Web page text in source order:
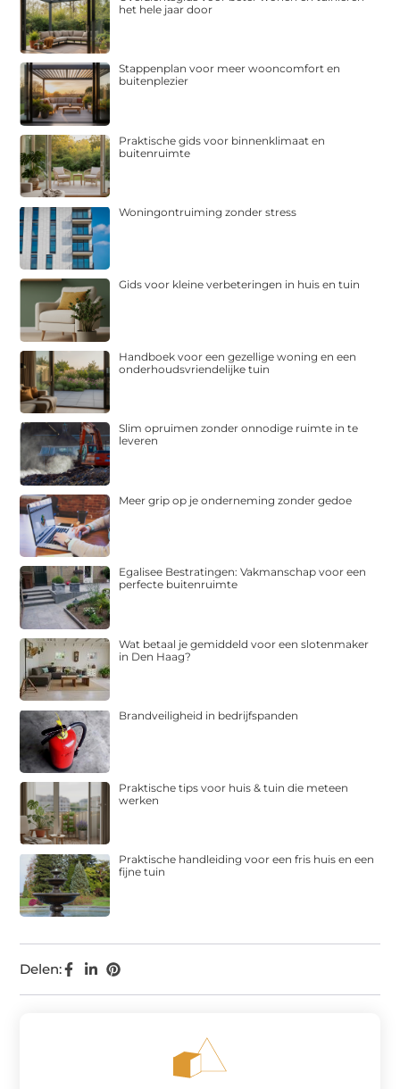
Delen:
het hele jaar door
Stappenplan voor meer wooncomfort en
buitenplezier
Praktische gids voor binnenklimaat en
buitenruimte
Woningontruiming zonder stress
Gids voor kleine verbeteringen in huis en tuin
Handboek voor een gezellige woning en een
onderhoudsvriendelijke tuin
Slim opruimen zonder onnodige ruimte in te
leveren
Meer grip op je onderneming zonder gedoe
Egalisee Bestratingen: Vakmanschap voor een
perfecte buitenruimte
Wat betaal je gemiddeld voor een slotenmaker
in Den Haag?
Brandveiligheid in bedrijfspanden
Praktische tips voor huis & tuin die meteen
werken
Praktische handleiding voor een fris huis en een
fijne tuin